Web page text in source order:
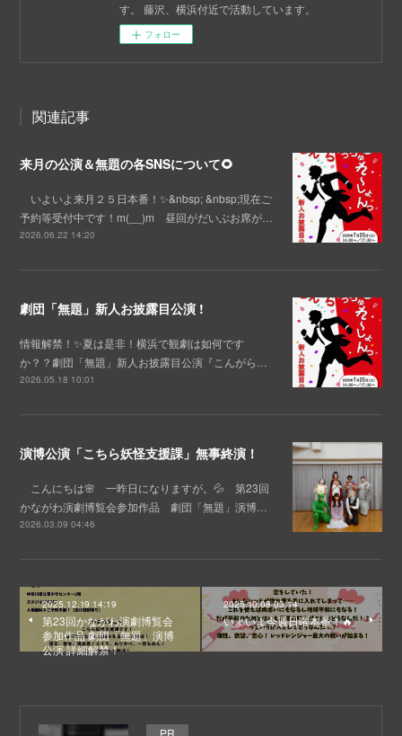
す。 藤沢、横浜付近で活動しています。
フォロー
関連記事
来月の公演＆無題の各SNSについて🌻
いよいよ来月２５日本番！✨&nbsp; &nbsp;現在ご
予約等受付中です！m(__)m 昼回がだいぶお席が…
2026.06.22 14:20
劇団「無題」新人お披露目公演 !
情報解禁！✨夏は是非！横浜で観劇は如何です
か？？劇団「無題」新人お披露目公演『こんがら…
2026.05.18 10:01
演博公演「こちら妖怪支援課」無事終演！
こんにちは🌸 一昨日になりますが。💦 第23回
かながわ演劇博覧会参加作品 劇団「無題」演博…
2026.03.09 04:46
2025.12.19 14:19
第23回かながわ演劇博覧会
参加作品 劇団「無題」演博
公演 詳細解禁！
2025.10.08 03:14
いよいよ今週日曜本番！🔥